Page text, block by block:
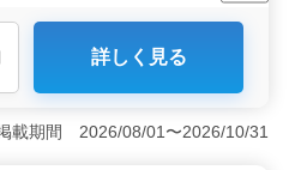
整備士
店での整備士を募集中で
、日祝休みの働きやすい環境
備経験が豊富な方、ぜひご応
詳しく見る
載期間 2026/08/01〜2026/10/31